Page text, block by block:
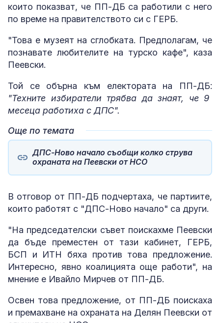
които показват, че ПП-ДБ са работили с него
по време на правителството си с ГЕРБ.
"Това е музеят на сглобката. Предполагам, че
познавате любителите на турско кафе", каза
Пеевски.
Той се обърна към електората на ПП-ДБ:
"Техните избиратели трябва да знаят, че 9
месеца работиха с ДПС".
Още по темата
ДПС-Ново начало съобщи колко струва
охраната на Пеевски от НСО
В отговор от ПП-ДБ подчертаха, че партиите,
които работят с "ДПС-Ново начало" са други.
"На председателски съвет поискахме Пеевски
да бъде преместен от тази кабинет, ГЕРБ,
БСП и ИТН бяха против това предложение.
Интересно, явно коалицията още работи", на
мнение е Ивайло Мирчев от ПП-ДБ.
Освен това предложение, от ПП-ДБ поискаха
и премахване на охраната на Делян Пеевски от